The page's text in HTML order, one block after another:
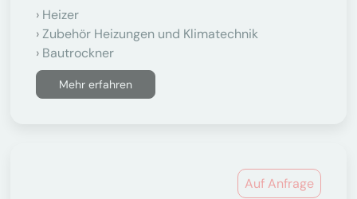
Heizer
Zubehör Heizungen und Klimatechnik
Bautrockner
Mehr erfahren
Auf Anfrage